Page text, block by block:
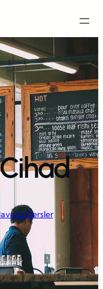
Dersler